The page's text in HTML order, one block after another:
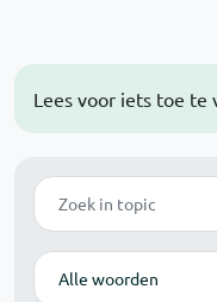
Lees voor iets toe te
Zoek
Modus